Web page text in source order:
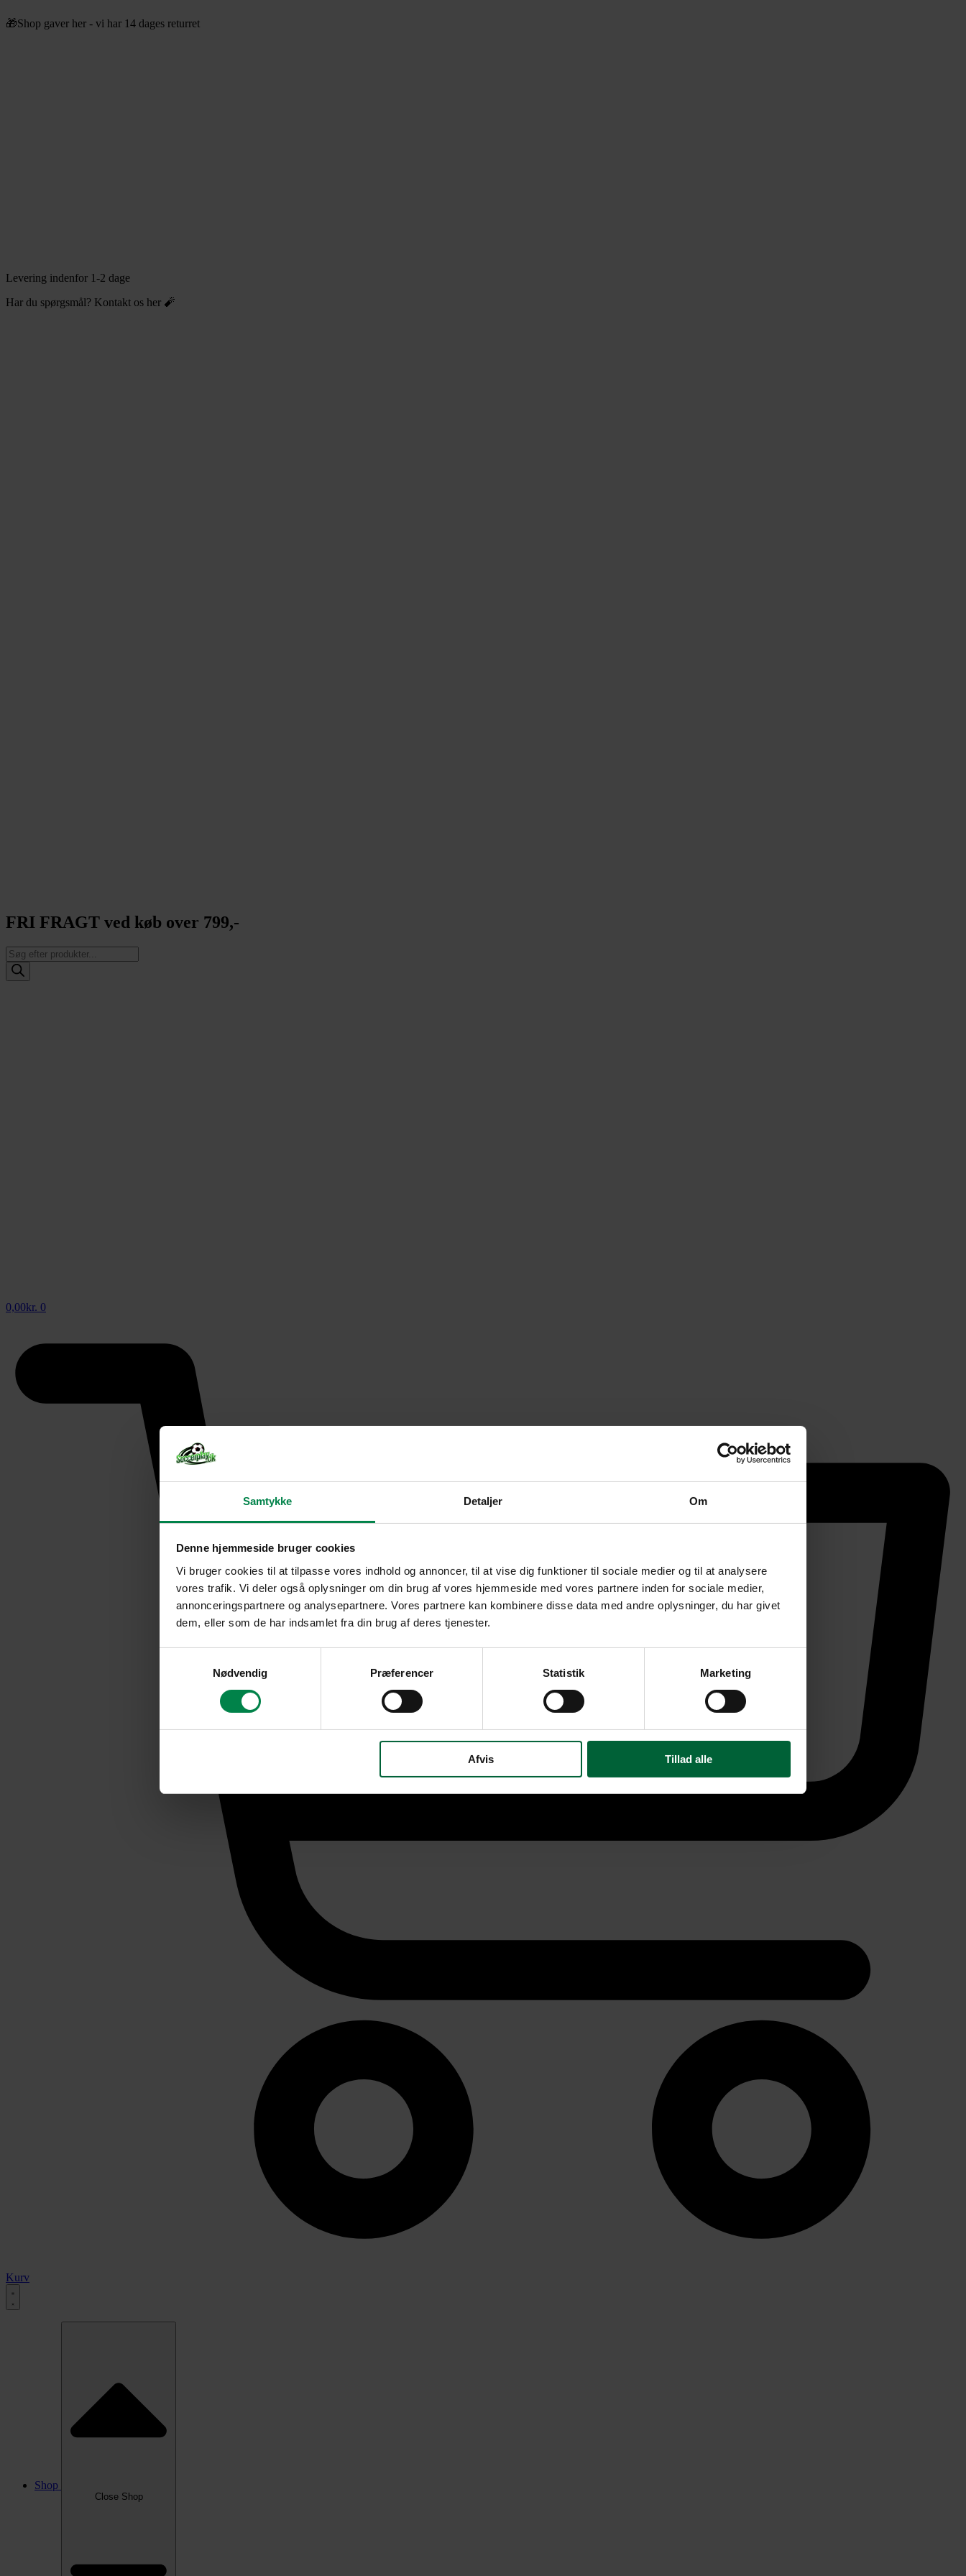
Samtykke Detaljer Om
Denne hjemmeside bruger cookies
Vi bruger cookies til at tilpasse vores indhold og annoncer, til at vise dig funktioner til sociale medier og til at analysere
vores trafik. Vi deler også oplysninger om din brug af vores hjemmeside med vores partnere inden for sociale medier,
annonceringspartnere og analysepartnere. Vores partnere kan kombinere disse data med andre oplysninger, du har givet
dem, eller som de har indsamlet fra din brug af deres tjenester.
Nødvendig
Præferencer Statistik Marketing
Afvis Tillad alle
til
🎁Shop gaver her - vi har 14 dages returret
Levering indenfor 1-2 dage
Har du spørgsmål? Kontakt os her 🧨
FRI FRAGT ved køb over 799,-
Products
search
0,00kr. 0
Kurv
Shop
Close Shop